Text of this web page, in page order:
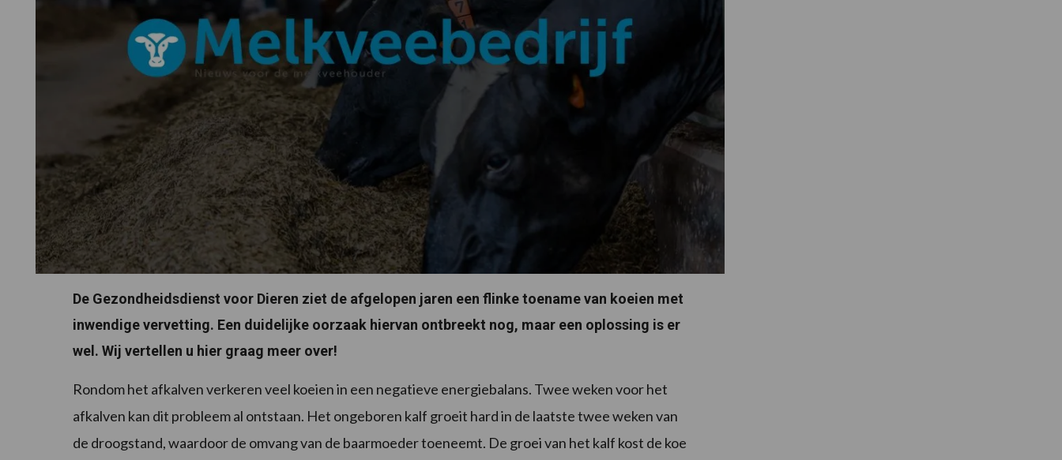
De Gezondheidsdienst voor Dieren ziet de afgelopen jaren een flinke toename van koeien met
inwendige vervetting. Een duidelijke oorzaak hiervan ontbreekt nog, maar een oplossing is er
wel. Wij vertellen u hier graag meer over!
Rondom het afkalven verkeren veel koeien in een negatieve energiebalans. Twee weken voor het
afkalven kan dit probleem al ontstaan. Het ongeboren kalf groeit hard in de laatste twee weken van
de droogstand, waardoor de omvang van de baarmoeder toeneemt. De groei van het kalf kost de koe